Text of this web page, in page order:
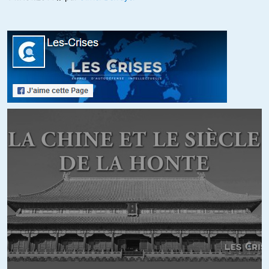
n’est (peut être) pas interdit mais est-ce logique, normal est-ce
correct.
Et pour les peuples, la démocratie?
« La ferme et marche ! »
avis, ce qu’est devenu L’U.E. :
» L’U.E. c’est comme demander aux gardiens d’Auschwitz de vous
libérer. Au minimum de vous traiter en suivant la convention de
Genève, avec humanité ».
Je sais, j’abuse mais vue les derniers modes opératoires et
événements …
ALERTER